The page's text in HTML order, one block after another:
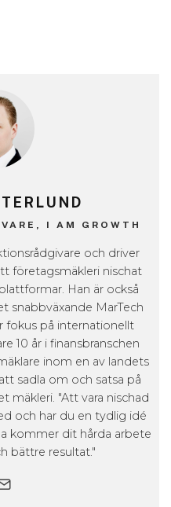
I AM GROWTH
och driver
företagsmäkleri nischat
Han är också
snabbväxande MarTech
fokus på internationellt
10 år i finansbranschen
inom en av landets
sadla om och satsa på
mäkleri. "Att vara nischad
och har du en tydlig idé
kommer dit hårda arbete
bättre resultat."